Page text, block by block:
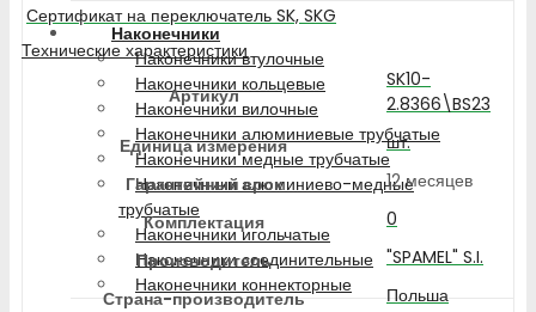
Наконечники
Наконечники втулочные
Наконечники кольцевые
Наконечники вилочные
Наконечники алюминиевые трубчатые
Наконечники медные трубчатые
Наконечники алюминиево-медные
трубчатые
Наконечники игольчатые
Наконечники соединительные
Наконечники коннекторные
Сертификат на переключатель SK, SKG
Технические характеристики
Артикул
SK10-
2.8366\BS23
Единица измерения
шт.
Гарантийный срок
12 месяцев
Комплектация
0
Производитель
"SPAMEL" S.I.
Страна-производитель
Польша